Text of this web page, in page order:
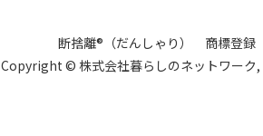
断捨離®（だんしゃり） 商標登
Copyright © 株式会社暮らしのネットワーク,